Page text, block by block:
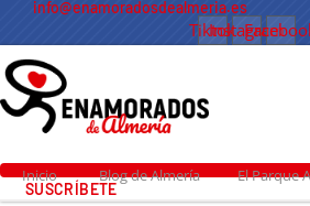
info@enamoradosdealmeria.es
Tiktok
Instagram
SUSCRÍBETE
Inicio Blog de Almería El Parque